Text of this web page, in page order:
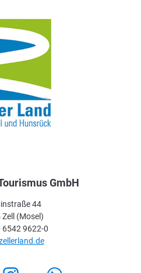
GmbH
44
Zell (Mosel)
6542 9622-0